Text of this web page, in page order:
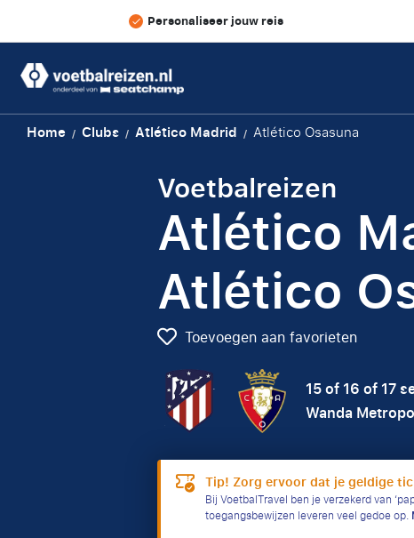
Personaliseer jouw reis
Home / Clubs / Atlético Madrid / Atlético Osasuna
Voetbalreizen
Atlético
Atlético
Toevoegen aan favorieten
15 of 16 of 17
Wanda
Tip! Zorg ervoor dat je geldige
Bij VoetbalTravel ben je verzekerd van
toegangsbewijzen leveren veel gedoe op.